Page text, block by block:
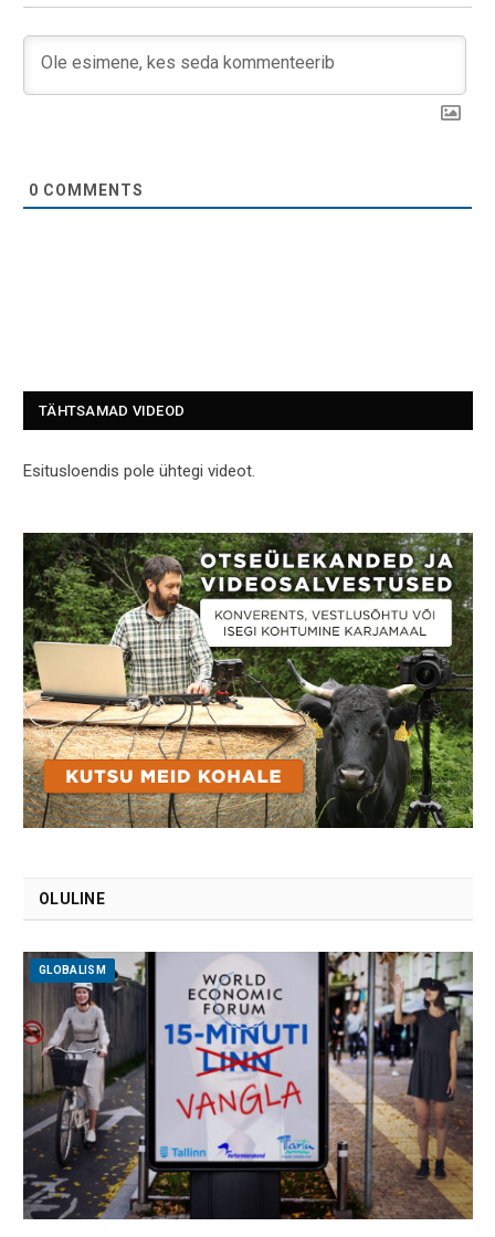
0 COMMENTS
TÄHTSAMAD VIDEOD
Esitusloendis pole ühtegi videot.
OLULINE
GLOBALISM